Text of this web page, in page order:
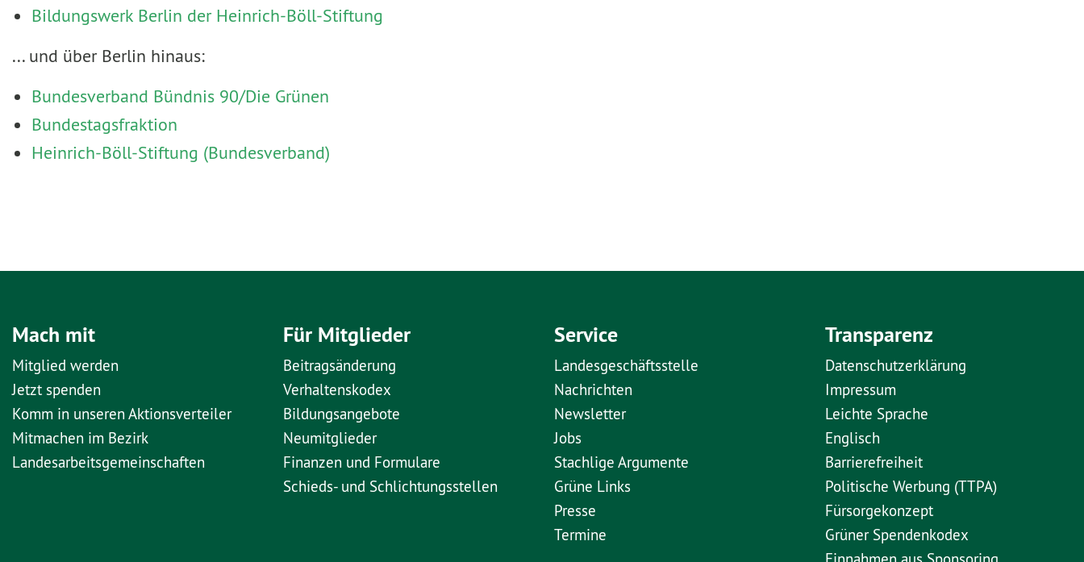
Bildungswerk Berlin der Heinrich-Böll-Stiftung
... und über Berlin hinaus:
Bundesverband Bündnis 90/Die Grünen
Bundestagsfraktion
Heinrich-Böll-Stiftung (Bundesverband)
Mach mit
Mitglied werden
Jetzt spenden
Komm in unseren Aktionsverteiler
Mitmachen im Bezirk
Landesarbeitsgemeinschaften
Für Mitglieder
Beitragsänderung
Verhaltenskodex
Bildungsangebote
Neumitglieder
Finanzen und Formulare
Schieds- und Schlichtungsstellen
Service
Landesgeschäftsstelle
Nachrichten
Newsletter
Jobs
Stachlige Argumente
Grüne Links
Presse
Termine
Transparenz
Datenschutzerklärung
Impressum
Leichte Sprache
Englisch
Barrierefreiheit
Politische Werbung (TTPA)
Fürsorgekonzept
Grüner Spendenkodex